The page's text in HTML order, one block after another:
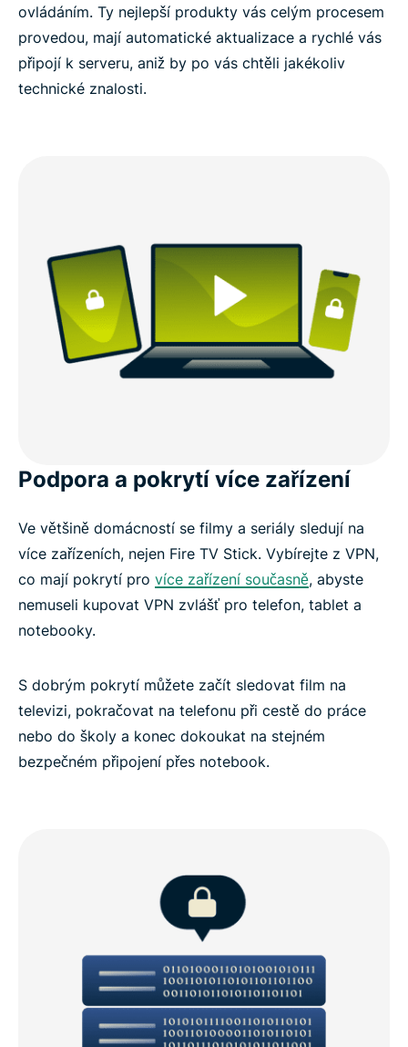
ovládáním. Ty nejlepší produkty vás celým procesem
provedou, mají automatické aktualizace a rychlé vás
připojí k serveru, aniž by po vás chtěli jakékoliv
technické znalosti.
Podpora a pokrytí více zařízení
Ve většině domácností se filmy a seriály sledují na
více zařízeních, nejen Fire TV Stick. Vybírejte z VPN,
co mají pokrytí pro více zařízení současně, abyste
nemuseli kupovat VPN zvlášť pro telefon, tablet a
notebooky.
S dobrým pokrytí můžete začít sledovat film na
televizi, pokračovat na telefonu při cestě do práce
nebo do školy a konec dokoukat na stejném
bezpečném připojení přes notebook.